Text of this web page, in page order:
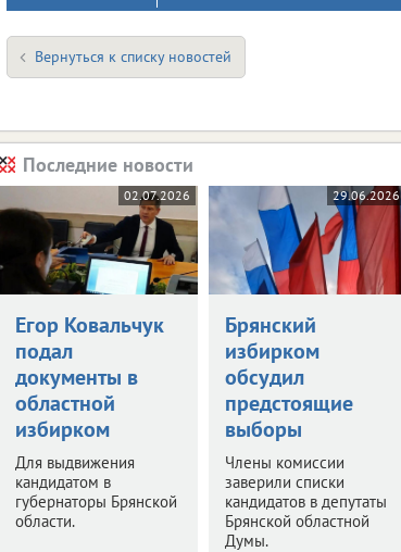
Вернуться к списку новостей
Последние новости
02.07.2026
Егор Ковальчук
подал
документы в
областной
избирком
Для выдвижения
кандидатом в
губернаторы Брянской
области.
29.06.2026
Брянский
избирком
обсудил
предстоящие
выборы
Члены комиссии
заверили списки
кандидатов в депутаты
Брянской областной
Думы.